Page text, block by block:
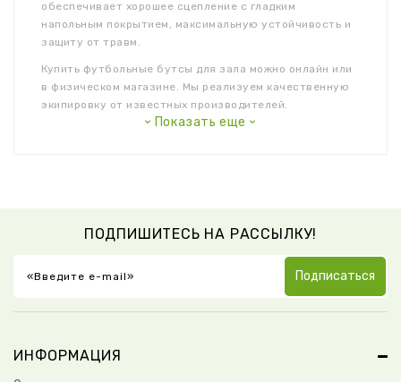
обеспечивает хорошее сцепление с гладким
напольным покрытием, максимальную устойчивость и
защиту от травм.
Купить футбольные бутсы для зала можно онлайн или
в физическом магазине. Мы реализуем качественную
экипировку от известных производителей.
Бутсы зальные: виды и особенности
Подошва с протектором предупреждает
скольжение, обеспечивает маневренность
и уверенность.
Амортизирующая стелька, усиленная
пятка и резиновый бампер защищают от
Шнуровка позволяет надежно
Показать еще
ПОДПИШИТЕСЬ НА РАССЫЛКУ!
Подписаться
ИНФОРМАЦИЯ